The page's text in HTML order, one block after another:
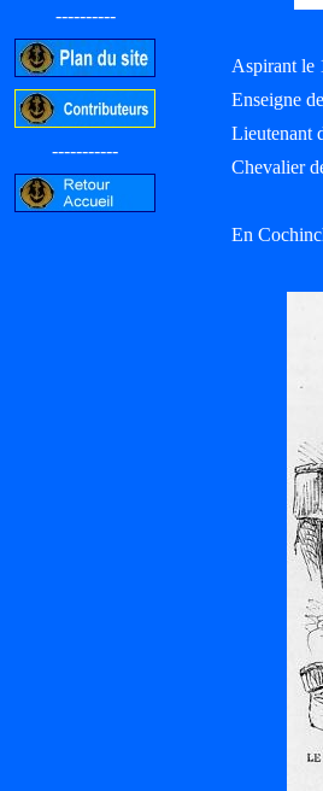
----------
-----------
Aspirant le
Enseigne
Lieutenant
Chevalier
En